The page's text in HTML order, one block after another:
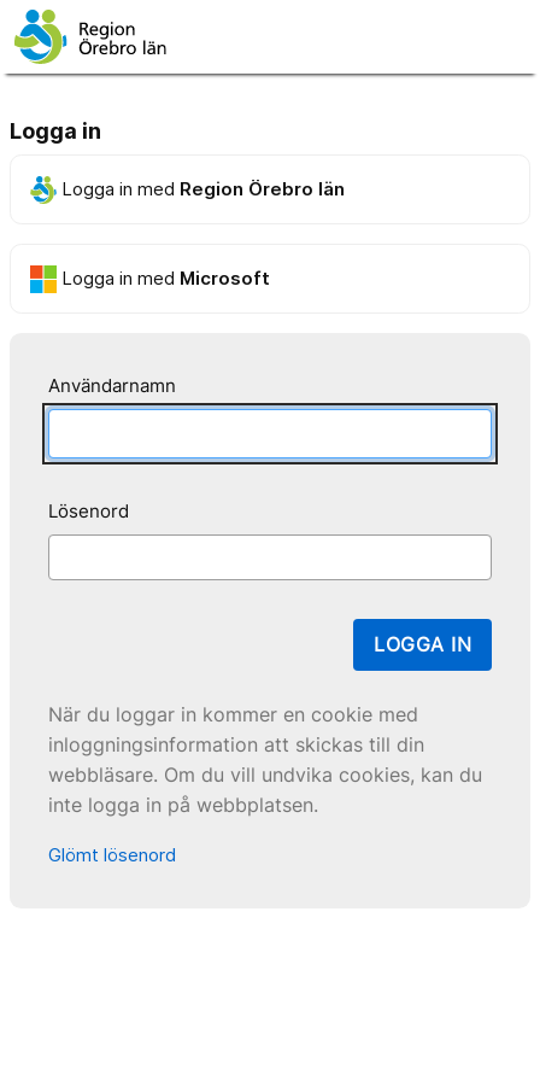
Logga in
Logga in med Region Örebro län
Logga in med Microsoft
Användarnamn
Lösenord
LOGGA IN
När du loggar in kommer en cookie med
inloggningsinformation att skickas till din
webbläsare. Om du vill undvika cookies, kan du
inte logga in på webbplatsen.
Glömt lösenord